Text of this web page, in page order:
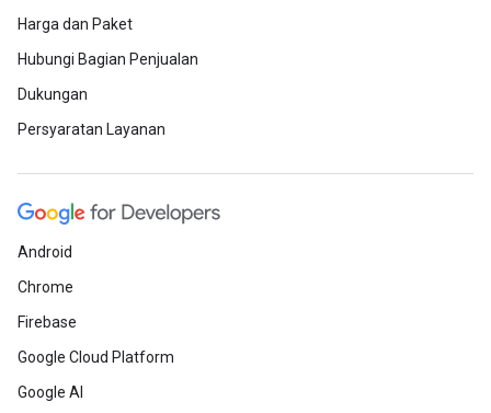
Harga dan Paket
Hubungi Bagian Penjualan
Dukungan
Persyaratan Layanan
Android
Chrome
Firebase
Google Cloud Platform
Google AI